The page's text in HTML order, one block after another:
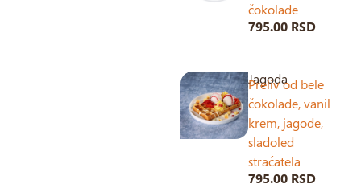
čokolade
795.00 RSD
Jagoda
Preliv od bele
čokolade, vanil
krem, jagode,
sladoled
straćatela
795.00 RSD